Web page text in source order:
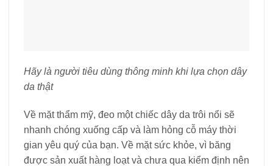
Hãy là người tiêu dùng thông minh khi lựa chọn dây
da thật
Về mặt thẩm mỹ, đeo một chiếc dây da trôi nổi sẽ
nhanh chóng xuống cấp và làm hỏng cỗ máy thời
gian yêu quý của bạn. Về mặt sức khỏe, vì băng
được sản xuất hàng loạt và chưa qua kiểm định nên